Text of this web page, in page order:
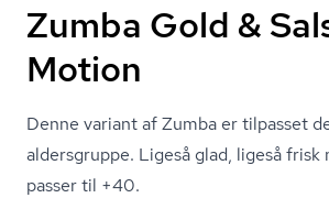
Zumba Gold &
Motion
Denne variant af Zumba er tilpasset
aldersgruppe. Ligeså glad, ligeså frisk
passer til +40.